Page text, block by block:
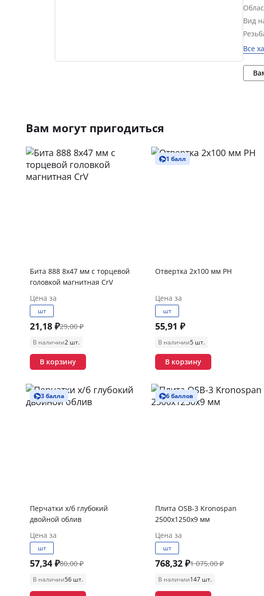
Вид
Все
Вам могут пригодиться
Бита 888 8х47 мм с торцевой
головкой магнитная CrV
Цена за
шт
21,18 ₽29,00 ₽
В наличии2 шт.
В корзину
1 балл
Отвертка 2х100 мм PH
Цена за
шт
55,91 ₽
В наличии5 шт.
В корзину
3 балла
Перчатки х/б глубокий
двойной облив
Цена за
шт
57,34 ₽80,00 ₽
В наличии56 шт.
6 баллов
Плита OSB-3 Kronospan
2500х1250х9 мм
Цена за
шт
768,32 ₽1 075,00 ₽
В наличии147 шт.